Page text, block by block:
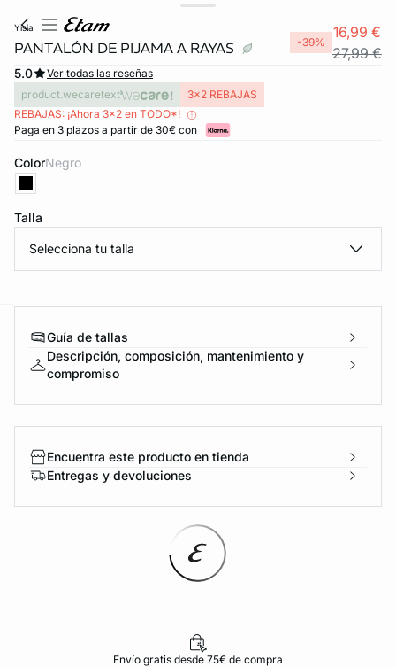
yisia
PANTALÓN DE PIJAMA A RAYAS -39%
16,99 €
27,99 €
5.0
Ver todas las reseñas
product.wecaretext
3x2 REBAJAS
REBAJAS: ¡Ahora 3x2 en TODO*!
Paga en 3 plazos a partir de 30€ con
Color negro
Talla
Selecciona tu talla
Guía de tallas
Descripción, composición, mantenimiento y
compromiso
Encuentra este producto en tienda
Entregas y devoluciones
Envío gratis desde 75€ de compra